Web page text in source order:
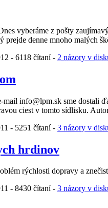
vyberáme z pošty zaujímavý
prejde denne mnoho malých
- 6118 čítaní - 2 názory v
mail info@lpm.sk sme dostali
ciest v tomto sídlisku.
- 5251 čítaní - 3 názory v
hrdinov
rýchlosti dopravy a
- 8430 čítaní - 3 názory v